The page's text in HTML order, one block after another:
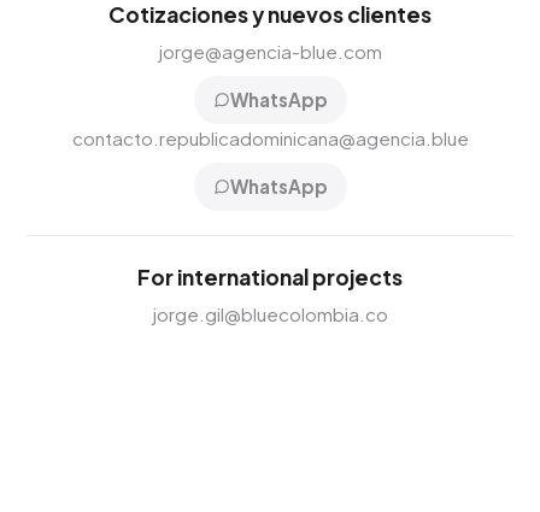
Cotizaciones y nuevos clientes
jorge@agencia-blue.com
WhatsApp
contacto.republicadominicana@agencia.blue
WhatsApp
For international projects
jorge.gil@bluecolombia.co